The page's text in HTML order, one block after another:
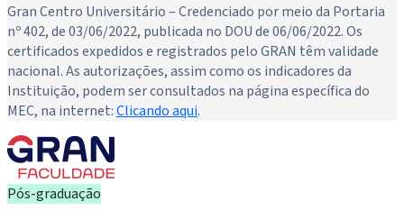
Gran Centro Universitário – Credenciado por meio da Portaria
nº 402, de 03/06/2022, publicada no DOU de 06/06/2022. Os
certificados expedidos e registrados pelo GRAN têm validade
nacional. As autorizações, assim como os indicadores da
Instituição, podem ser consultados na página específica do
MEC, na internet:Clicando aqui.
Pós-graduação